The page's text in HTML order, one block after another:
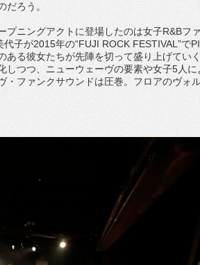
ろう。
ニングアクトに登場したのは女子R&Bフ
子が2015年の“FUJI ROCK FESTIVAL”で
る彼女たちが先陣を切って盛り上げてい
しつつ、ニューウェーヴの要素や女子5人に
・ファンクサウンドは圧巻。フロアのヴォ